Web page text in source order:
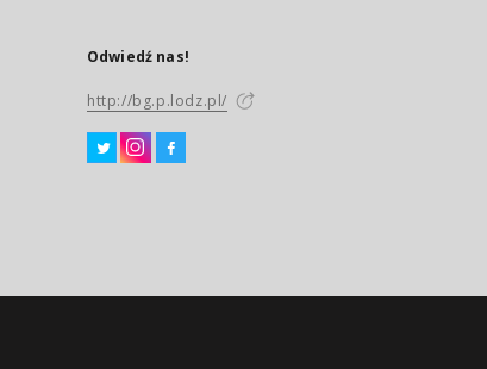
Odwiedź nas!
http://bg.p.lodz.pl/